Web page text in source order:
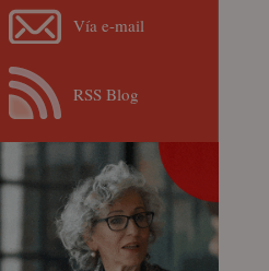
Vía e-mail
RSS Blog